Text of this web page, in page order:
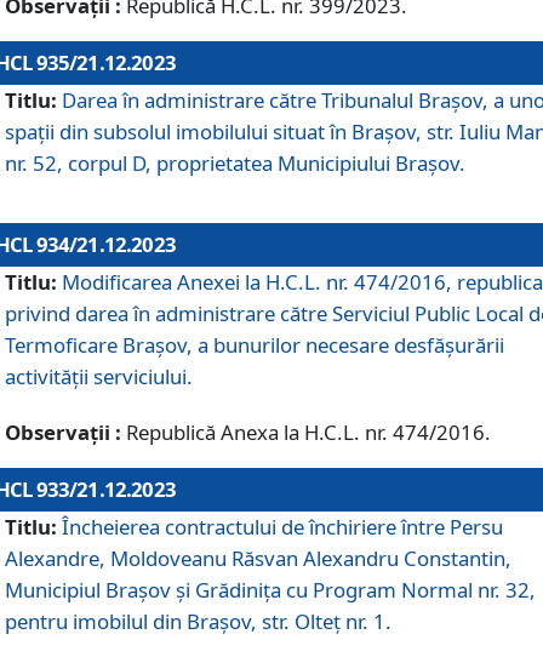
Observații : Republică H.C.L. nr. 399/2023.
935/21.12.2023
Titlu: Darea în administrare către Tribunalul Brașov, a
spații din subsolul imobilului situat în Brașov, str. Iuliu
nr. 52, corpul D, proprietatea Municipiului Brașov.
934/21.12.2023
Titlu: Modificarea Anexei la H.C.L. nr. 474/2016,
privind darea în administrare către Serviciul Public Local
Termoficare Braşov, a bunurilor necesare desfăşurării
activităţii serviciului.
Observații : Republică Anexa la H.C.L. nr. 474/2016.
933/21.12.2023
Titlu: Încheierea contractului de închiriere între Persu
Alexandre, Moldoveanu Răsvan Alexandru Constantin,
Municipiul Braşov şi Grădinița cu Program Normal nr. 32,
pentru imobilul din Brașov, str. Olteț nr. 1.